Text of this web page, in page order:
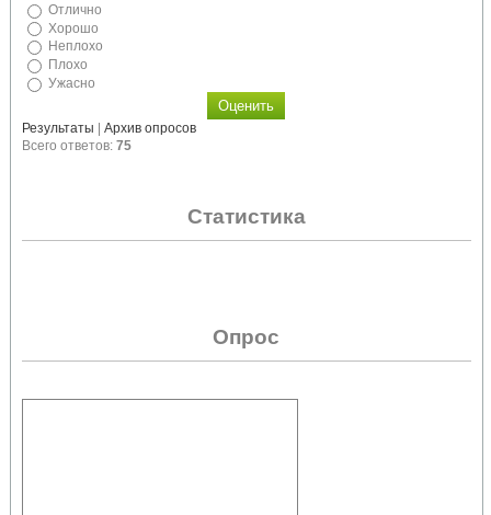
Отлично
Хорошо
Неплохо
Плохо
Ужасно
Результаты
Архив опросов
Всего ответов: 75
Статистика
Опрос